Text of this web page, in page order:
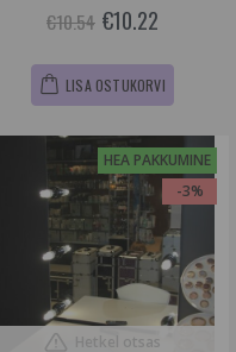
€10.54 €10.22
LISA OSTUKORVI
HEA PAKKUMINE
-3%
Hetkel otsas